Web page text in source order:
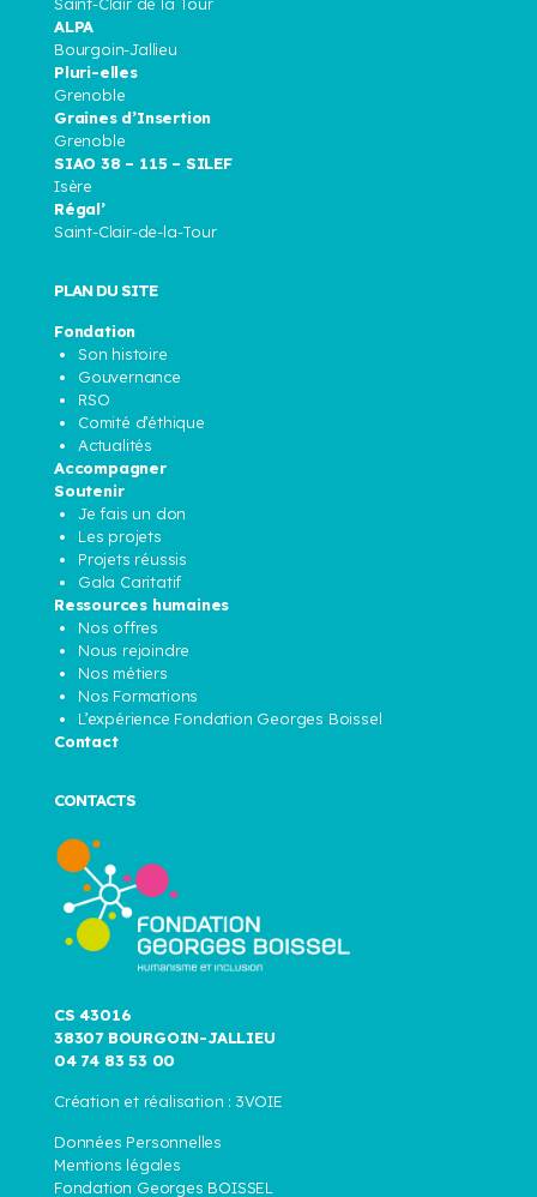
Saint-Clair de la Tour
ALPA
Bourgoin-Jallieu
Pluri-elles
Grenoble
Graines d’Insertion
Grenoble
SIAO 38 – 115 – SILEF
Isère
Régal’
Saint-Clair-de-la-Tour
PLAN DU SITE
Fondation
Son histoire
Gouvernance
RSO
Comité d’éthique
Actualités
Accompagner
Soutenir
Je fais un don
Les projets
Projets réussis
Gala Caritatif
Ressources humaines
Nos offres
Nous rejoindre
Nos métiers
Nos Formations
L’expérience Fondation Georges Boissel
Contact
CONTACTS
CS 43016
38307 BOURGOIN-JALLIEU
04 74 83 53 00
Création et réalisation : 3VOIE
Données Personnelles
Mentions légales
Fondation Georges BOISSEL